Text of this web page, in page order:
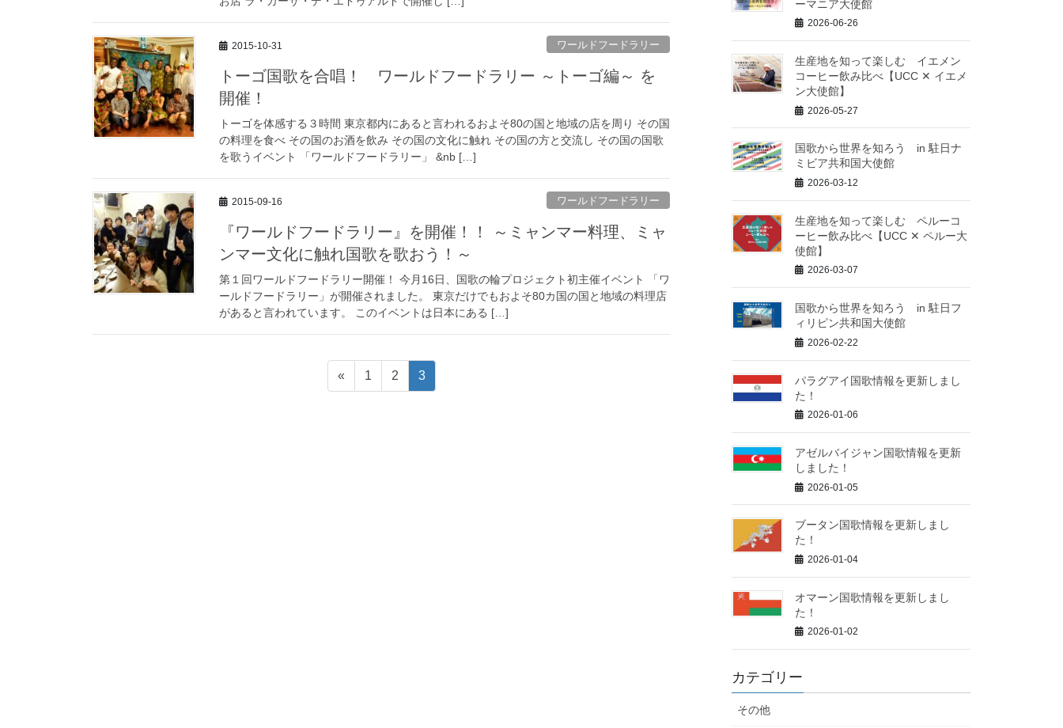
2015-10-31 ワールドフードラリー
トーゴ国歌を合唱！ ワールドフードラリー ～トーゴ編～ を
開催！
トーゴを体感する３時間 東京都内にあると言われるおよそ80の国と地域の店を周り その国
の料理を食べ その国のお酒を飲み その国の文化に触れ その国の方と交流し その国の国歌
を歌うイベント 「ワールドフードラリー」 &nb […]
2015-09-16 ワールドフードラリー
『ワールドフードラリー』を開催！！ ～ミャンマー料理、ミャ
ンマー文化に触れ国歌を歌おう！～
第１回ワールドフードラリー開催！ 今月16日、国歌の輪プロジェクト初主催イベント 「ワ
ールドフードラリー」が開催されました。 東京だけでもおよそ80カ国の国と地域の料理店
があると言われています。 このイベントは日本にある […]
« 1 2 3
ーマニア大使館
2026-06-26
生産地を知って楽しむ イエメン
コーヒー飲み比べ【UCC ✕ イエメ
ン大使館】
2026-05-27
国歌から世界を知ろう in 駐日ナ
ミビア共和国大使館
2026-03-12
生産地を知って楽しむ ペルーコ
ーヒー飲み比べ【UCC ✕ ペルー大
使館】
2026-03-07
国歌から世界を知ろう in 駐日フ
ィリピン共和国大使館
2026-02-22
パラグアイ国歌情報を更新しまし
た！
2026-01-06
アゼルバイジャン国歌情報を更新
しました！
2026-01-05
ブータン国歌情報を更新しまし
た！
2026-01-04
オマーン国歌情報を更新しまし
た！
2026-01-02
カテゴリー
その他